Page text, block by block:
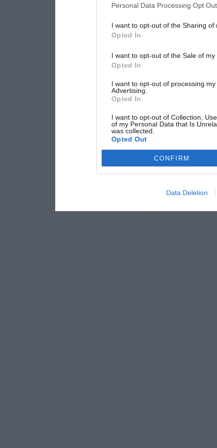
Personal Data Processing Opt
I want to opt-out of the Sharing of
Opted In
I want to opt-out of the Sale of
Opted In
I want to opt-out of processing
Advertising.
Opted In
I want to opt-out of Collection,
of my Personal Data that Is
was collected.
Opted Out
CONFIRM
Data Deletion